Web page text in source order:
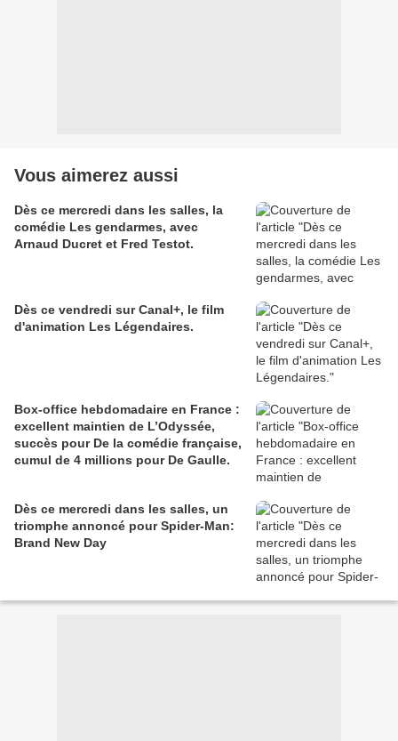
Vous aimerez aussi
Dès ce mercredi dans les salles, la
comédie Les gendarmes, avec
Arnaud Ducret et Fred Testot.
Dès ce vendredi sur Canal+, le film
d'animation Les Légendaires.
Box-office hebdomadaire en France :
excellent maintien de L’Odyssée,
succès pour De la comédie française,
cumul de 4 millions pour De Gaulle.
Dès ce mercredi dans les salles, un
triomphe annoncé pour Spider-Man:
Brand New Day